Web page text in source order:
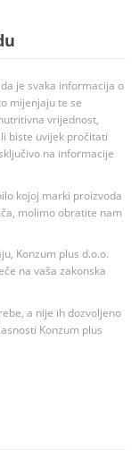
je svaka informacija o
mijenjaju te se
vrijednost,
biste uvijek pročitati
na informacije
kojoj marki proizvoda
molimo obratite nam
Konzum plus d.o.o.
na vaša zakonska
a nije ih dozvoljeno
Konzum plus